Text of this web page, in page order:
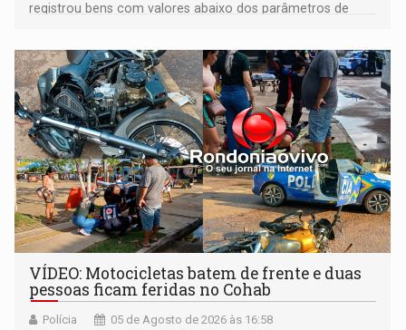
registrou bens com valores abaixo dos parâmetros de
milhões
VÍDEO: Motocicletas batem de frente e duas
pessoas ficam feridas no Cohab
Polícia 05 de Agosto de 2026 às 16:58